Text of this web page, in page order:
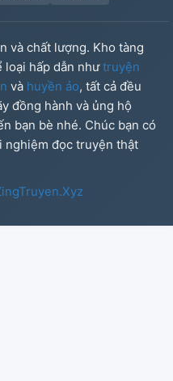
và chất lượng. Kho tàng
hấp dẫn nhưtruyện
và huyền ảo, tất cả đều
đồng hành và ủng hộ
bạn bè nhé. Chúc bạn có
nghiệm đọc truyện thật